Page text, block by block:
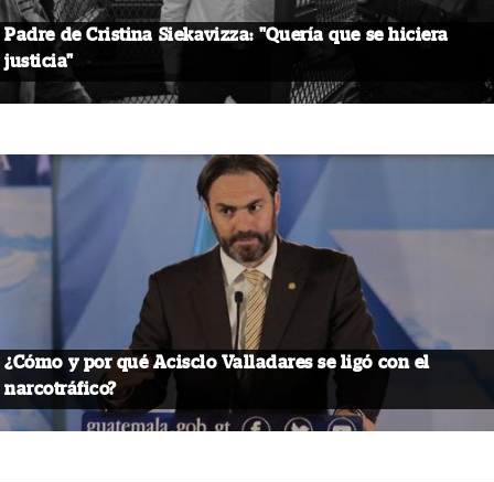
Padre de Cristina Siekavizza: "Quería que se hiciera
justicia"
¿Cómo y por qué Acisclo Valladares se ligó con el
narcotráfico?